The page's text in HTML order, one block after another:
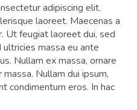
adipiscing elit.
laoreet. Maecenas a
Ut feugiat laoreet dui, sed
massa eu ante
Nullam ex massa, ornare
Nullam dui ipsum,
condimentum eros. In hac